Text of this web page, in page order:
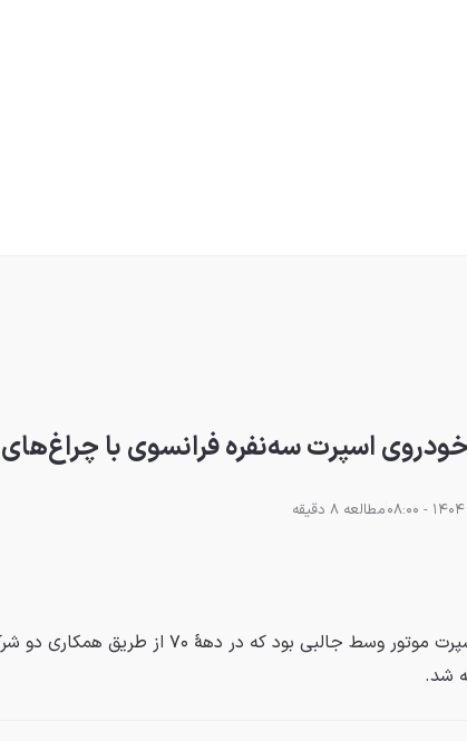
خودروی اسپرت سه‌نفره فرانسوی با
مطالعه 8 دقیقه
باگیرا کوپۀ اسپرت موتور وسط جالبی بود که در
شد.